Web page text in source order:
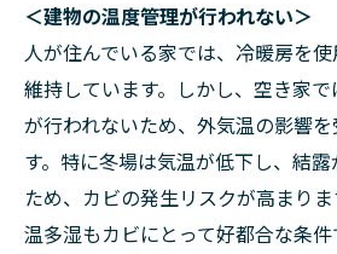
＜建物の温度管理が行われない＞
人が住んでいる家では、冷暖房を
維持しています。しかし、空き家
が行われないため、外気温の影響
す。特に冬場は気温が低下し、結
ため、カビの発生リスクが高まり
温多湿もカビにとって好都合な条